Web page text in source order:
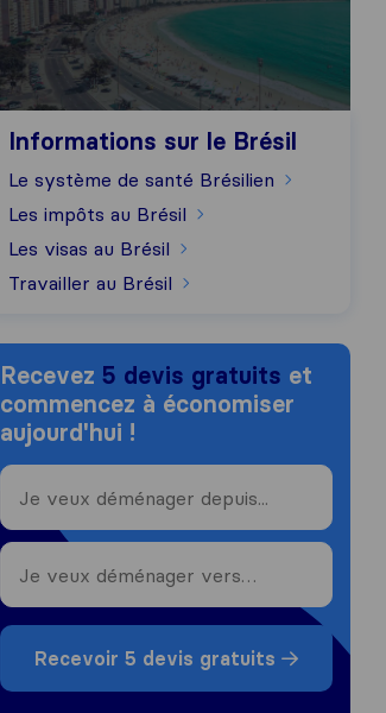
Informations sur le Brésil
Le système de santé Brésilien
Les impôts au Brésil
Les visas au Brésil
Travailler au Brésil
Recevez 5 devis gratuits et
commencez à économiser
aujourd'hui !
Recevoir 5 devis gratuits